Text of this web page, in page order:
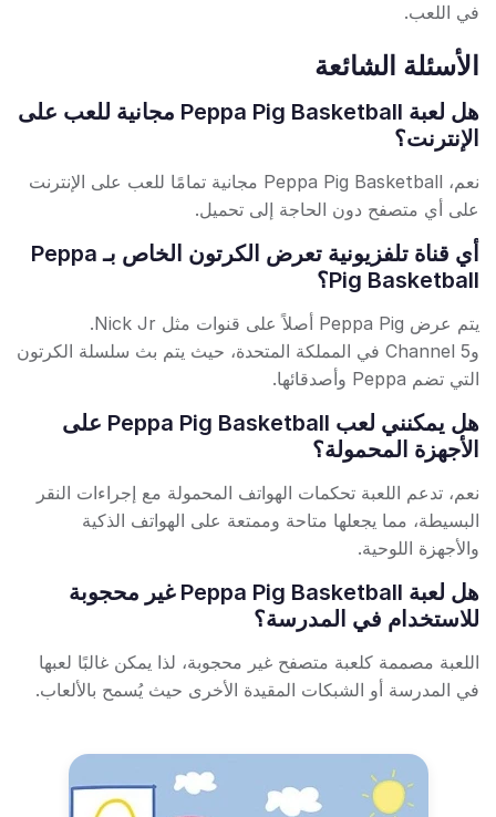
في اللعب.
الأسئلة الشائعة
هل لعبة Peppa Pig Basketball مجانية للعب على
الإنترنت؟
نعم، Peppa Pig Basketball مجانية تمامًا للعب على الإنترنت
على أي متصفح دون الحاجة إلى تحميل.
أي قناة تلفزيونية تعرض الكرتون الخاص بـ Peppa
Pig Basketball؟
يتم عرض Peppa Pig أصلاً على قنوات مثل Nick Jr.
وChannel 5 في المملكة المتحدة، حيث يتم بث سلسلة الكرتون
التي تضم Peppa وأصدقائها.
هل يمكنني لعب Peppa Pig Basketball على
الأجهزة المحمولة؟
نعم، تدعم اللعبة تحكمات الهواتف المحمولة مع إجراءات النقر
البسيطة، مما يجعلها متاحة وممتعة على الهواتف الذكية
والأجهزة اللوحية.
هل لعبة Peppa Pig Basketball غير محجوبة
للاستخدام في المدرسة؟
اللعبة مصممة كلعبة متصفح غير محجوبة، لذا يمكن غالبًا لعبها
في المدرسة أو الشبكات المقيدة الأخرى حيث يُسمح بالألعاب.